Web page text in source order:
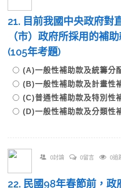
21. 目前我國中央政府對
（市）政府所採用的補
(105年考題)
(A)一般性補助款及統籌分
(B)一般性補助款及計畫性
(C)普通性補助款及特別性
(D)一般性補助款及分類性
0討論 0留言 0追
22. 民國98年春節前，政